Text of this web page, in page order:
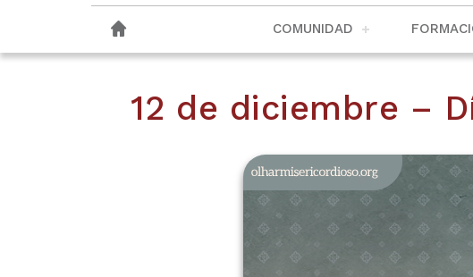
COMUNIDAD
12 de diciembre –